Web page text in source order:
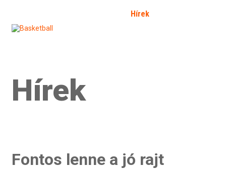
Hírek
Hírek
Fontos lenne a jó rajt